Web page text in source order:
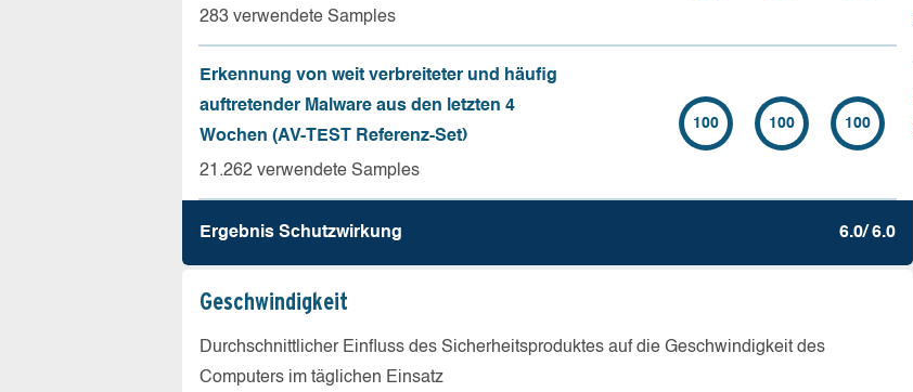
283 verwendete Samples
Erkennung von weit verbreiteter und häufig
auftretender Malware aus den letzten 4
Wochen (AV-TEST Referenz-Set)
21.262 verwendete Samples
100 100 100
Ergebnis Schutz­wirkung 6.0/ 6.0
Geschw­indigkeit
Durchschnittlicher Einfluss des Sicherheitsproduktes auf die Geschwindigkeit des
Computers im täglichen Einsatz